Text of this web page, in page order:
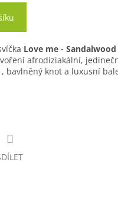
Love me - Sandalwood
afrodiziakální,
bavlněný knot a luxusní